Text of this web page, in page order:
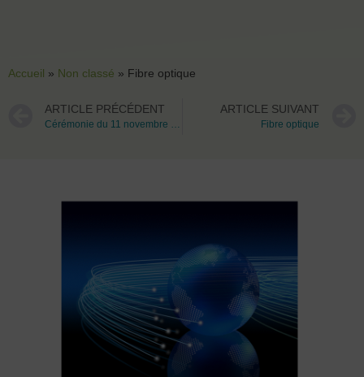
Accueil » Non classé » Fibre optique
ARTICLE PRÉCÉDENT
Cérémonie du 11 novembre 2015
ARTICLE SUIVANT
Fibre optique